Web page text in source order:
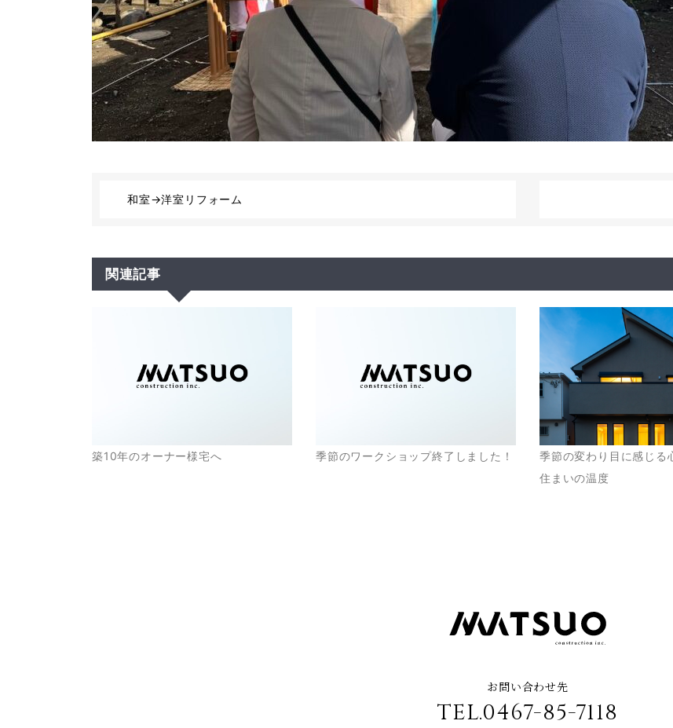
和室→洋室リフォーム
関連記事
築10年のオーナー様宅へ 季節のワークショップ終了しました！
季節の変わり目に感じる
住まいの温度
お問い合わせ先
TEL.0467-85-7118